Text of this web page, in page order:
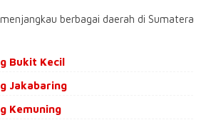
berbagai daerah di Sumatera
Bukit Kecil
Jakabaring
Kemuning